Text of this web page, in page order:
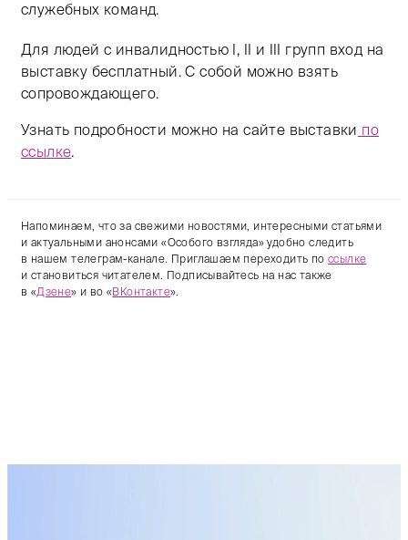
служебных команд.
Для людей с инвалидностью I, II и III групп вход на
выставку бесплатный. С собой можно взять
сопровождающего.
Узнать подробности можно на сайте выставки по
ссылке.
Напоминаем, что за свежими новостями, интересными статьями
и актуальными анонсами «Особого взгляда» удобно следить
в нашем телеграм-канале. Приглашаем переходить по ссылке
и становиться читателем. Подписывайтесь на нас также
в «Дзене» и во « ВКонтакте».